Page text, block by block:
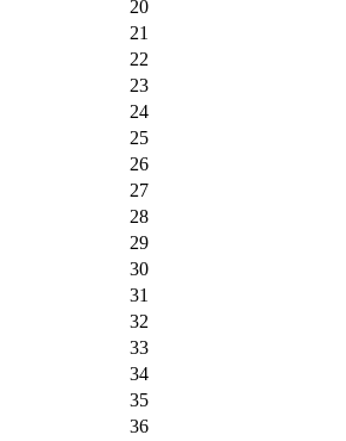
20
21
22
23
24
25
26
27
28
29
30
31
32
33
34
35
36